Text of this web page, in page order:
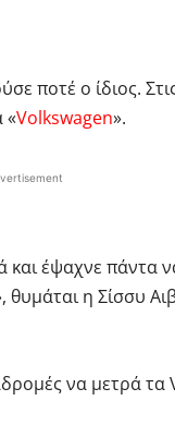
ποτέ ο ίδιος.
«Volkswagen».
και έψαχνε πάντα
η Σίσσυ
να μετρά τα